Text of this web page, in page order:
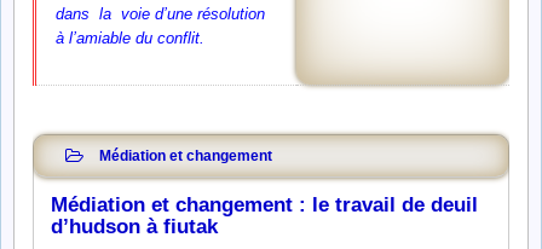
dans la voie d’une résolution
à l’amiable du conflit.
Médiation et changement
Médiation et changement : le travail de deuil
d’hudson à fiutak